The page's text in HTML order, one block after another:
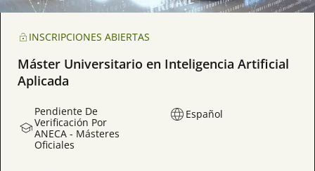
INSCRIPCIONES ABIERTAS
Máster Universitario en Inteligencia Artificial
Aplicada
Pendiente De
Verificación Por
ANECA - Másteres
Oficiales
Español